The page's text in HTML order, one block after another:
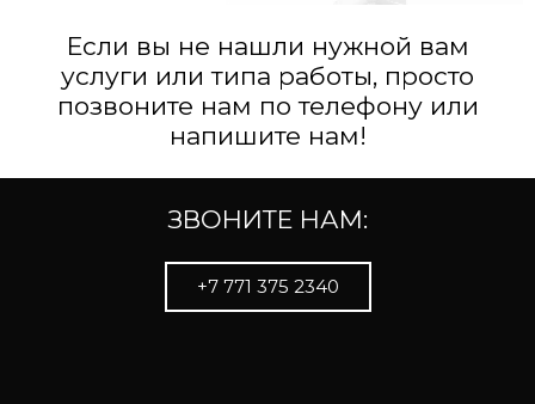
Если вы не нашли нужной вам
услуги или типа работы, просто
позвоните нам по телефону или
напишите нам!
ЗВОНИТЕ НАМ:
+7 771 375 2340